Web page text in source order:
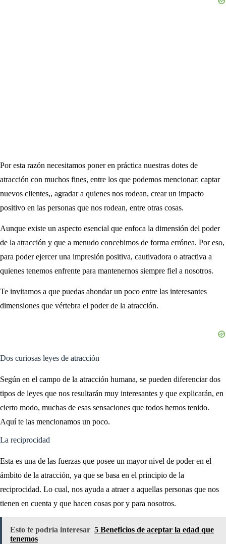
Por esta razón necesitamos poner en práctica nuestras dotes de
atracción con muchos fines, entre los que podemos mencionar: captar
nuevos clientes,, agradar a quienes nos rodean, crear un impacto
positivo en las personas que nos rodean, entre otras cosas.
Aunque existe un aspecto esencial que enfoca la dimensión del poder
de la atracción y que a menudo concebimos de forma errónea. Por eso,
para poder ejercer una impresión positiva, cautivadora o atractiva a
quienes tenemos enfrente para mantenernos siempre fiel a nosotros.
Te invitamos a que puedas ahondar un poco entre las interesantes
dimensiones que vértebra el poder de la atracción.
Dos curiosas leyes de atracción
Según en el campo de la atracción humana, se pueden diferenciar dos
tipos de leyes que nos resultarán muy interesantes y que explicarán, en
cierto modo, muchas de esas sensaciones que todos hemos tenido.
Aquí te las mencionamos un poco.
La reciprocidad
Esta es una de las fuerzas que posee un mayor nivel de poder en el
ámbito de la atracción, ya que se basa en el principio de la
reciprocidad. Lo cual, nos ayuda a atraer a aquellas personas que nos
tienen en cuenta y que hacen cosas por y para nosotros.
Esto te podría interesar 5 Beneficios de aceptar la edad que
tenemos